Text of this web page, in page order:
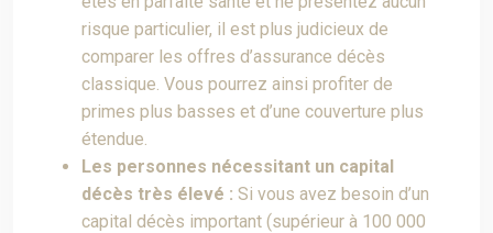
risque particulier, il est plus judicieux de
comparer les offres d’assurance décès
classique. Vous pourrez ainsi profiter de
primes plus basses et d’une couverture plus
étendue.
Les personnes nécessitant un capital
décès très élevé : Si vous avez besoin d’un
capital décès important (supérieur à 100 000